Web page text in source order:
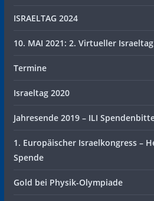
ISRAELTAG 2024
10. MAI 2021: 2. Virtueller Israeltag
Termine
Israeltag 2020
Jahresende 2019 – ILI
1. Europäischer Israelkongress –
Spende
Gold bei Physik-Olympiade